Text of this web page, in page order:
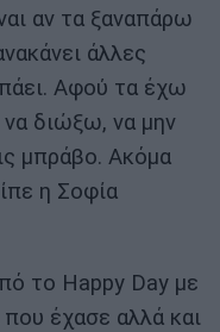
αν τα ξαναπάρω
άλλες
Αφού τα έχω
διώξω, να μην
μπράβο. Ακόμα
η Σοφία
το Happy Day με
που έχασε αλλά και